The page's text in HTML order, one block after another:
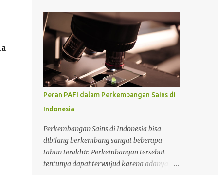
tersebut, Anda bisa mencari informasi lebih
lanjut pada situs tersebut. Bicara mengenai
kriptologi memang saat ini sedang menjadi
perbincangan hangat karena sangat
dibutuhkan untuk mengimbangi zaman
yang serba modern. Lantas mengapa masa
depan kriptologi begitu menjanjikan? Untuk
selengkapnya perhatikan ulasan berikut.
Alasan mengapa kriptologi sangat
menjanjikan di masa depan Ada beberapa
alasan yang mendasari mengapa kriptologi
menjanjikan di masa depan yang perlu
diketahui. Adapun alasan selengkapnya
Peran PAFI dalam Perkembangan Sains di
Indonesia
Perkembangan Sains di Indonesia bisa
dibilang berkembang sangat beberapa
tahun terakhir. Perkembangan tersebut
tentunya dapat terwujud karena adanya